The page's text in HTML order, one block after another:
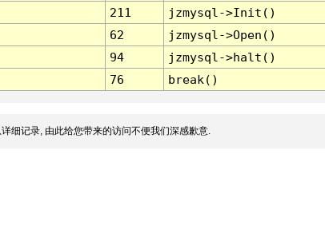
211
jzmysql->Init()
62
jzmysql->Open()
94
jzmysql->halt()
76 break()
细记录, 由此给您带来的访问不便我们深感歉意.